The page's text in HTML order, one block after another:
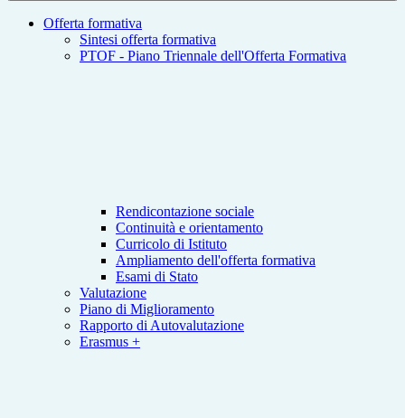
Offerta formativa
Sintesi offerta formativa
PTOF - Piano Triennale dell'Offerta Formativa
Rendicontazione sociale
Continuità e orientamento
Curricolo di Istituto
Ampliamento dell'offerta formativa
Esami di Stato
Valutazione
Piano di Miglioramento
Rapporto di Autovalutazione
Erasmus +